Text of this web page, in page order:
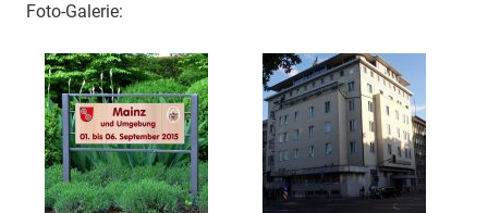
Foto-Galerie: